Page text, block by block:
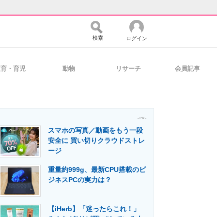
ミュニティ マーケ×ITの今がよく分かる
活用を支援
検索 ログイン
・育児 動物 リサーチ 会員記事
- PR -
スマホの写真／動画をもう一段
安全に 買い切りクラウドストレ
ージ
重量約999g、最新CPU搭載のビ
ジネスPCの実力は？
【iHerb】「迷ったらこれ！」